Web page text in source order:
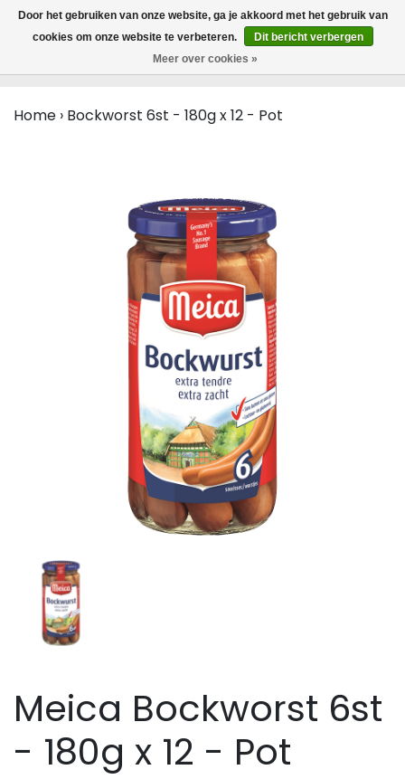
MENU
0
Home › Bockworst 6st - 180g x 12 - Pot
Meica Bockworst 6st
- 180g x 12 - Pot
Door het gebruiken van onze website, ga je akkoord met het gebruik van
cookies om onze website te verbeteren.
Dit bericht verbergen
Meer over cookies »